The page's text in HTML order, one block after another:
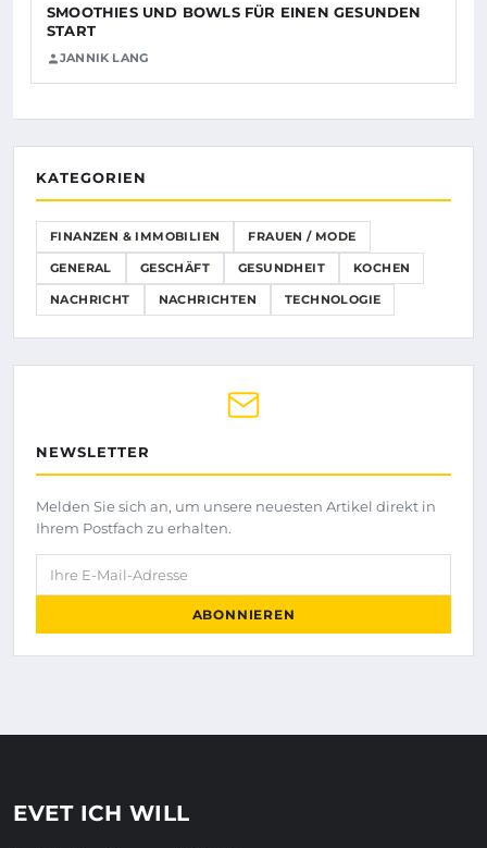
SMOOTHIES UND BOWLS FÜR EINEN GESUNDEN
START
JANNIK LANG
KATEGORIEN
FINANZEN & IMMOBILIEN FRAUEN / MODE
GENERAL GESCHÄFT GESUNDHEIT KOCHEN
NACHRICHT NACHRICHTEN TECHNOLOGIE
NEWSLETTER
Melden Sie sich an, um unsere neuesten Artikel direkt in
Ihrem Postfach zu erhalten.
Ihre E-Mail-Adresse
ABONNIEREN
EVET ICH WILL